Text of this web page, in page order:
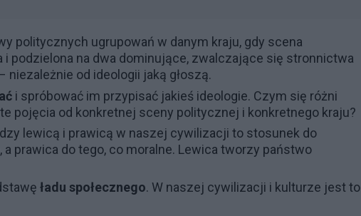
politycznych ugrupowań w danym kraju, gdy scena
podzielona na dwa dominujące, zwalczające się stronnictwa
od ideologii jaką głoszą.
i spróbować im przypisać jakieś ideologie. Czym się różni
pojęcia od konkretnej sceny politycznej i konkretnego kraju?
lewicą i prawicą w naszej cywilizacji to stosunek do
a prawica do tego, co moralne. Lewica tworzy państwo
ładu społecznego. W naszej cywilizacji i kulturze jest to